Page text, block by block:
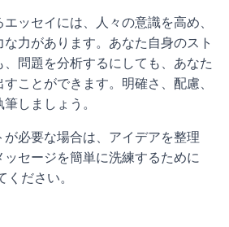
ッセイには、人々の意識を高め、
力があります。あなた自身のスト
問題を分析するにしても、あなた
ことができます。明確さ、配慮、
しましょう。
必要な場合は、アイデアを整理
ッセージを簡単に洗練するために
ください。